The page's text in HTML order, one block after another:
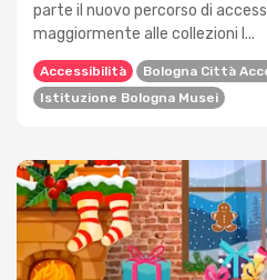
parte il nuovo percorso di
maggiormente alle collezioni l...
Accessibilità Bologna Città
Istituzione Bologna Musei